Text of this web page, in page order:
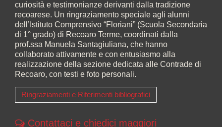
curiosità e testimonianze derivanti dalla tradizione
recoarese. Un ringraziamento speciale agli alunni
dell’Istituto Comprensivo “Floriani” (Scuola Secondaria
di 1° grado) di Recoaro Terme, coordinati dalla
prof.ssa Manuela Santagiuliana, che hanno
collaborato attivamente e con entusiasmo alla
realizzazione della sezione dedicata alle Contrade di
Recoaro, con testi e foto personali.
Ringraziamenti e Riferimenti bibliografici
Contattaci e chiedici maggiori